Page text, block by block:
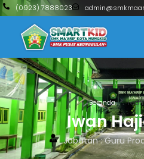
(0923) 7888023
Beranda Iwan
Iwan
Jabatan : Guru